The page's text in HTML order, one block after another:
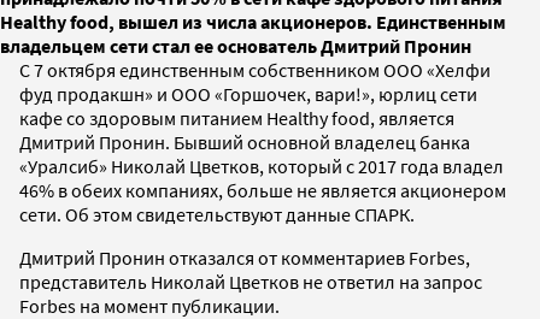
Healthy food, вышел из числа акционеров. Единственным
владельцем сети стал ее основатель Дмитрий Пронин
С 7 октября единственным собственником ООО «Хелфи
фуд продакшн» и ООО «Горшочек, вари!», юрлиц сети
кафе со здоровым питанием Healthy food, является
Дмитрий Пронин. Бывший основной владелец банка
«Уралсиб» Николай Цветков, который с 2017 года владел
46% в обеих компаниях, больше не является акционером
сети. Об этом свидетельствуют данные СПАРК.
Дмитрий Пронин отказался от комментариев Forbes,
представитель Николай Цветков не ответил на запрос
Forbes на момент публикации.